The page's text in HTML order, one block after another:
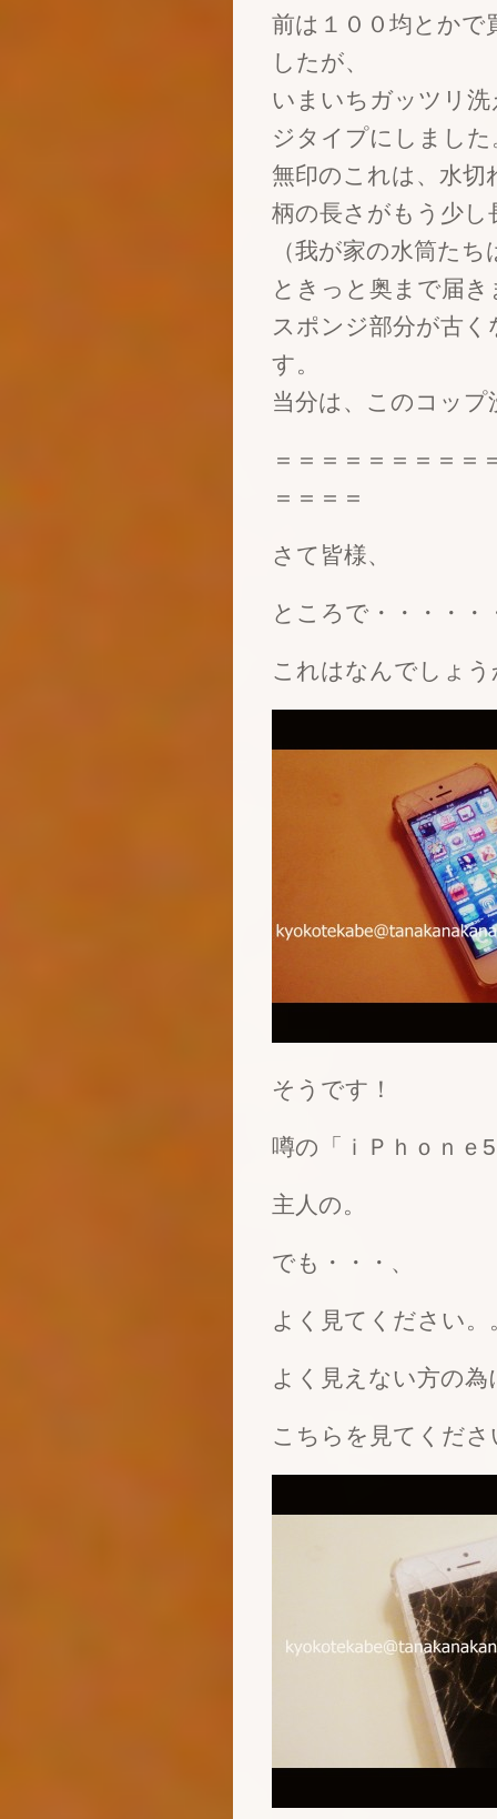
前は１００均とか
したが、
いまいちガッツリ
ジタイプにしました
無印のこれは、水切
柄の長さがもう少
（我が家の水筒た
ときっと奥まで届き
スポンジ部分が古
す。
当分は、このコッ
＝＝＝＝＝＝＝＝＝
＝＝＝＝
さて皆様、
ところで・・・・・
これはなんでしょう
そうです！
噂の「ｉＰｈｏｎｅ
主人の。
でも・・・、
よく見てください。
よく見えない方の為
こちらを見てくださ